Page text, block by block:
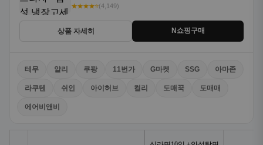
★★★★⭐(4,149)
상품 자세히 N쇼핑구매
테무 알리 쿠팡 11번가 G마켓 SSG 아마존
라쿠텐 쉬인 아이허브 컬리 도매꾹 도매매
에어비앤비